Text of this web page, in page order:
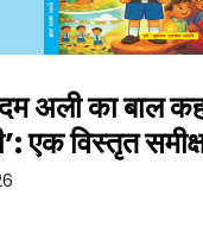
अली का बाल
एक विस्तृत